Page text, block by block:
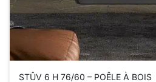
STÛV 6 H 76/60 – POÊLE À BOIS